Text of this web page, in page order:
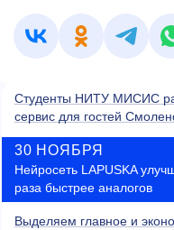
Студенты НИТУ МИСИС
сервис для гостей
30 НОЯБРЯ
Нейросеть LAPUSKA
раза быстрее аналогов
Выделяем главное и